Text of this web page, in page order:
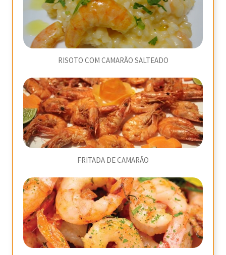
RISOTO COM CAMARÃO SALTEADO
FRITADA DE CAMARÃO